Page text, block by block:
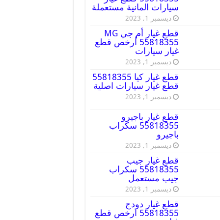
سيارات المانية مستعملة
ديسمبر 1, 2023
قطع غيار أم جي MG
55818355 أرخص قطع
غيار سيارات
ديسمبر 1, 2023
قطع غيار كيا 55818355
قطع غيار سيارات اصلية
ديسمبر 1, 2023
قطع غيار باجيرو
55818355 سكراب
باجيرو
ديسمبر 1, 2023
قطع غيار جيب
55818355 سكراب
جيب مستعمل
ديسمبر 1, 2023
قطع غيار دودج
55818355 ارخص قطع